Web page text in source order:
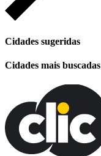
Cidades sugeridas
Cidades mais buscadas